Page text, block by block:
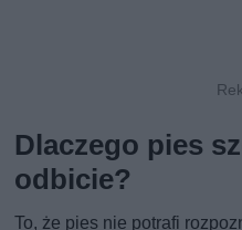
Dlaczego pies
odbicie?
To, że pies nie potrafi